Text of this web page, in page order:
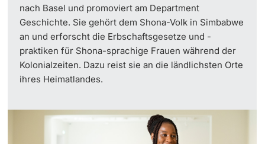
nach Basel und promoviert am Department
Geschichte. Sie gehört dem Shona-Volk in Simbabwe
an und erforscht die Erbschaftsgesetze und -
praktiken für Shona-sprachige Frauen während der
Kolonialzeiten. Dazu reist sie an die ländlichsten Orte
ihres Heimatlandes.